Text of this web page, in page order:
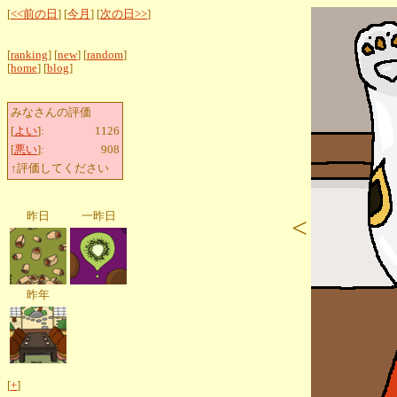
[<<前の日 ] [今月 ] [次の日>>]
[ranking] [new] [random]
[home] [blog]
みなさんの評価
[よい]:
1126
[悪い]:
908
↑評価してください
昨日 一昨日
昨年
[+]
<